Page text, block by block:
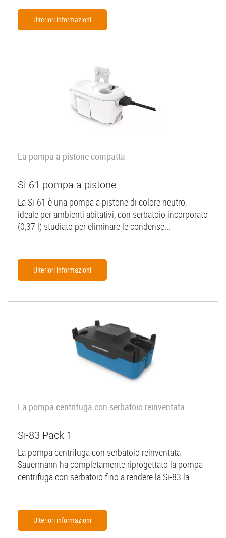
Ulteriori informazioni
La pompa a pistone compatta
Si-61 pompa a pistone
La Si-61 è una pompa a pistone di colore neutro,
ideale per ambienti abitativi, con serbatoio incorporato
(0,37 l) studiato per eliminare le condense...
Ulteriori informazioni
La pompa centrifuga con serbatoio reinventata
Si-83 Pack 1
La pompa centrifuga con serbatoio reinventata
Sauermann ha completamente riprogettato la pompa
centrifuga con serbatoio fino a rendere la Si-83 la...
Ulteriori informazioni